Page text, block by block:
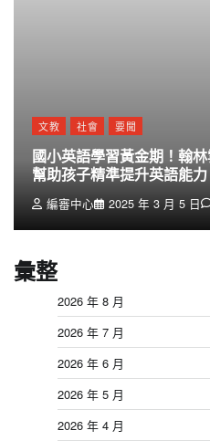
文教 社會 要聞
國小英語學習黃金期！翰
幫助孩子精準提升英語能力
編審中心 2025 年 3 月 5 日
彙整
2026 年 8 月
2026 年 7 月
2026 年 6 月
2026 年 5 月
2026 年 4 月